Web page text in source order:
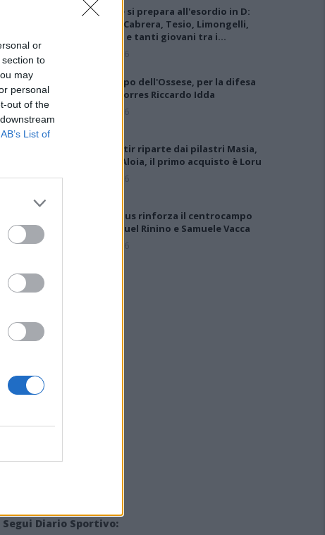
or
to
may
personal
out of the
List of
L'Ossese si prepara all'esordio in D:
Forzati, Cabrera, Tesio, Limongelli,
Bolzicco e tanti giovani tra i…
7 Ago 2026
Gran colpo dell'Ossese, per la difesa
c'è l'ex Torres Riccardo Idda
7 Ago 2026
Il Monastir riparte dai pilastri Masia,
Pinna e Aloia, il primo acquisto è Loru
7 Ago 2026
Il Selargius rinforza il centrocampo
con Manuel Rinino e Samuele Vacca
6 Ago 2026
Segui Diario Sportivo: